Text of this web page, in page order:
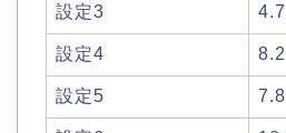
設定3
設定4
設定5